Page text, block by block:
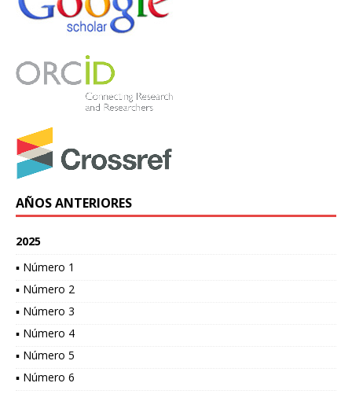
AÑOS ANTERIORES
2025
▪ Número 1
▪ Número 2
▪ Número 3
▪ Número 4
▪ Número 5
▪ Número 6